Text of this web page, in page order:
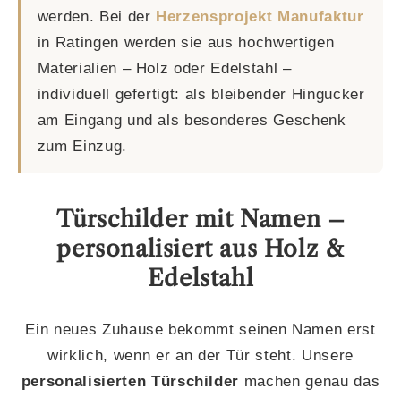
werden. Bei der Herzensprojekt Manufaktur
in Ratingen werden sie aus hochwertigen
Materialien – Holz oder Edelstahl –
individuell gefertigt: als bleibender Hingucker
am Eingang und als besonderes Geschenk
zum Einzug.
Türschilder mit Namen –
personalisiert aus Holz &
Edelstahl
Ein neues Zuhause bekommt seinen Namen erst
wirklich, wenn er an der Tür steht. Unsere
personalisierten Türschilder machen genau das